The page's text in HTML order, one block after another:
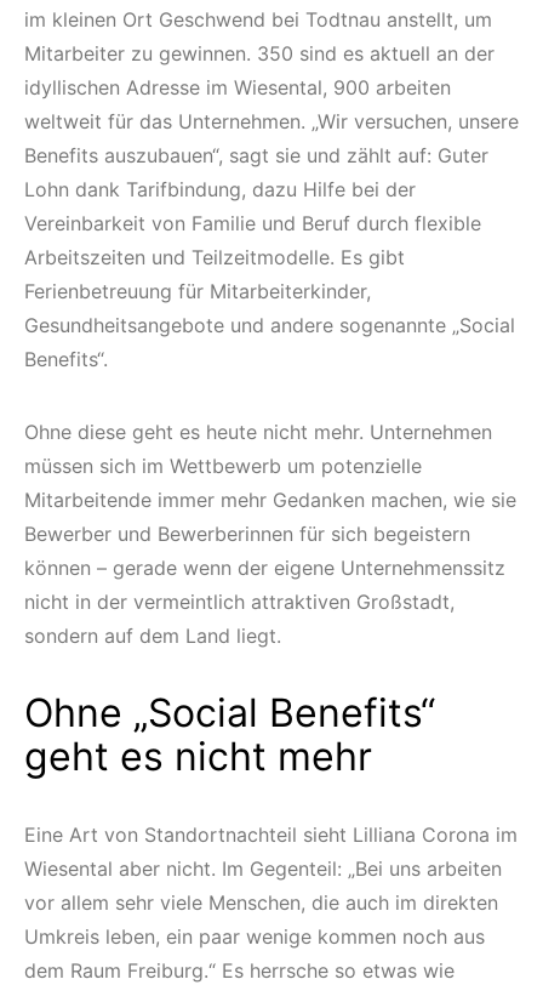
im kleinen Ort Geschwend bei Todtnau anstellt, um
Mitarbeiter zu gewinnen. 350 sind es aktuell an der
idyllischen Adresse im Wiesental, 900 arbeiten
weltweit für das Unternehmen. „Wir versuchen, unsere
Benefits auszubauen“, sagt sie und zählt auf: Guter
Lohn dank Tarifbindung, dazu Hilfe bei der
Vereinbarkeit von Familie und Beruf durch flexible
Arbeitszeiten und Teilzeitmodelle. Es gibt
Ferienbetreuung für Mitarbeiterkinder,
Gesundheitsangebote und andere sogenannte „Social
Benefits“.
Ohne diese geht es heute nicht mehr. Unternehmen
müssen sich im Wettbewerb um potenzielle
Mitarbeitende immer mehr Gedanken machen, wie sie
Bewerber und Bewerberinnen für sich begeistern
können – gerade wenn der eigene Unternehmenssitz
nicht in der vermeintlich attraktiven Großstadt,
sondern auf dem Land liegt.
Ohne „Social Benefits“
geht es nicht mehr
Eine Art von Standortnachteil sieht Lilliana Corona im
Wiesental aber nicht. Im Gegenteil: „Bei uns arbeiten
vor allem sehr viele Menschen, die auch im direkten
Umkreis leben, ein paar wenige kommen noch aus
dem Raum Freiburg.“ Es herrsche so etwas wie